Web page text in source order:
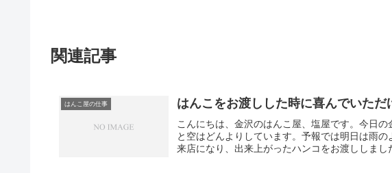
関連記事
はんこ屋の仕事 はんこをお渡しした時に喜んでいた
こんにちは、金沢のはんこ屋、塩屋です。今日
と空はどんよりしています。予報では明日は雨
来店になり、出来上がったハンコをお渡ししま